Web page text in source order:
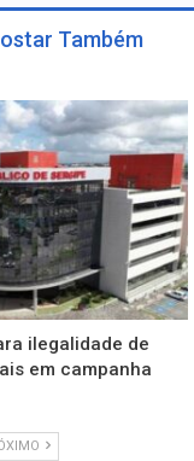
Também
ilegalidade de
em campanha